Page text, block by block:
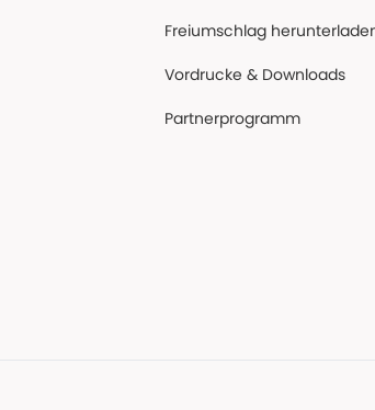
Freiumschlag
Vordrucke & Downloads
Partnerprogramm